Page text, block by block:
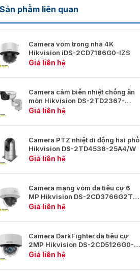
Sản phẩm liên quan
Camera vòm trong nhà 4K
Hikvision iDS-2CD7186G0-IZS
Giá liên hệ
Camera cảm biến nhiệt chống ăn
mòn Hikvision DS-2TD2367-
75/PY
Giá liên hệ
Camera PTZ nhiệt di động hai phổ
Hikvision DS-2TD4538-25A4/W
Giá liên hệ
Camera mạng vòm đa tiêu cự 6
MP Hikvision DS-2CD3766G2T-
IZS(Y)
Giá liên hệ
Camera DarkFighter đa tiêu cự
2MP Hikvision DS-2CD5126G0-
IZS
Giá liên hệ